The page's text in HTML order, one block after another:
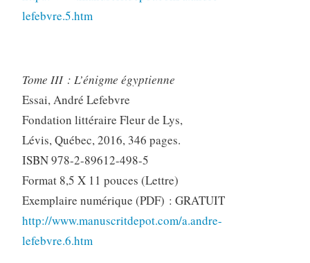
lefebvre.5.htm
Tome III : L’énigme égyptienne
Essai, André Lefebvre
Fondation littéraire Fleur de Lys,
Lévis, Québec, 2016, 346 pages.
ISBN 978-2-89612-498-5
Format 8,5 X 11 pouces (Lettre)
Exemplaire numérique (PDF) : GRATUIT
http://www.manuscritdepot.com/a.andre-
lefebvre.6.htm